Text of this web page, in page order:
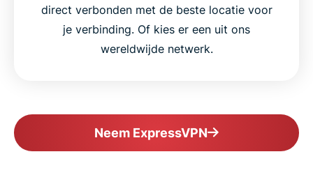
direct verbonden met de beste locatie voor
je verbinding. Of kies er een uit ons
wereldwijde netwerk.
Neem ExpressVPN